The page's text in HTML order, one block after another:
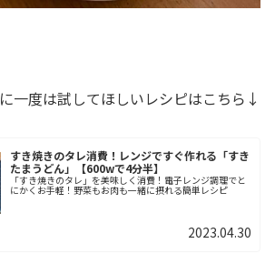
に一度は試してほしいレシピはこちら↓
すき焼きのタレ消費！レンジですぐ作れる「すき
たまうどん」【600wで4分半】
「すき焼きのタレ」を美味しく消費！電子レンジ調理でと
にかくお手軽！野菜もお肉も一緒に摂れる簡単レシピ
2023.04.30